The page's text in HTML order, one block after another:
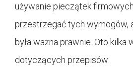
używanie pieczątek
przestrzegać tych wymogów,
była ważna prawnie. Oto kilka
dotyczących przepisów: